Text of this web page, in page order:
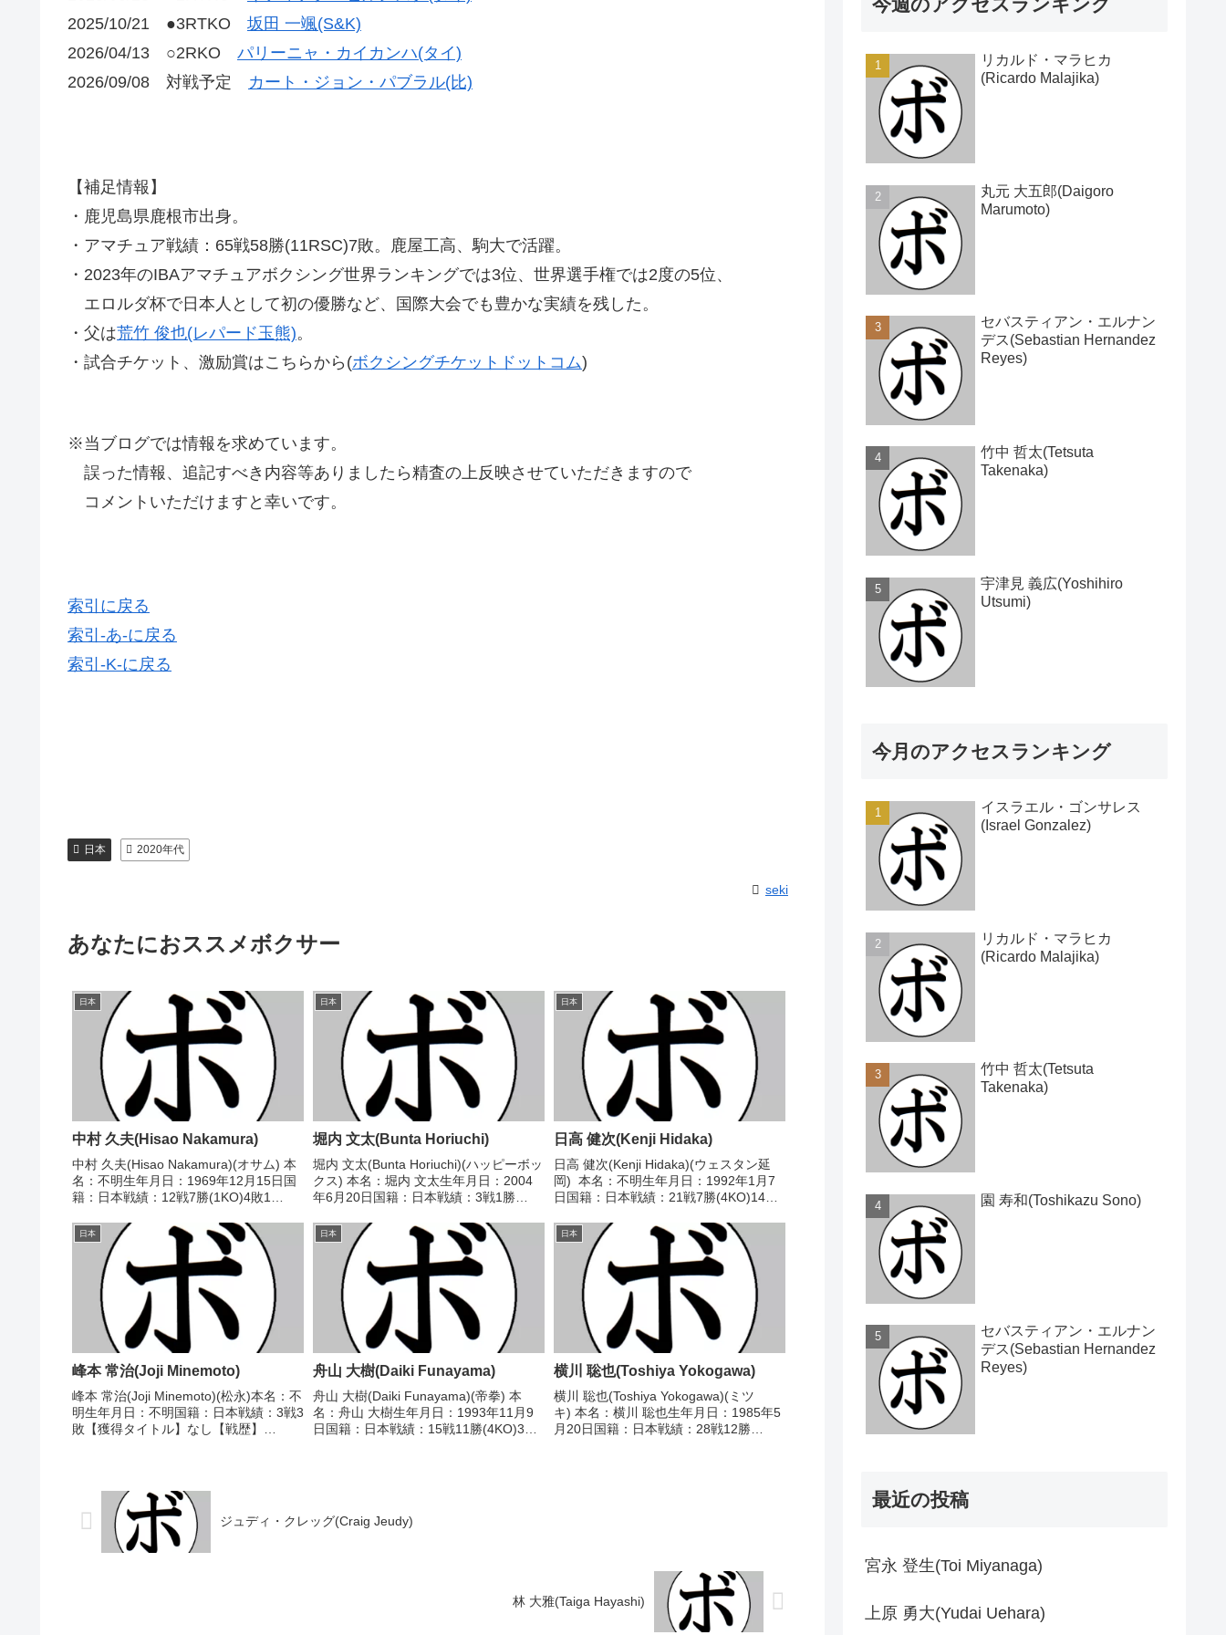
2025/10/21 ●3RTKO 坂田 一颯(S&K)
2026/04/13 ○2RKO パリーニャ・カイカンハ(タイ)
2026/09/08 対戦予定 カート・ジョン・パブラル(比)
【補足情報】
・鹿児島県鹿根市出身。
・アマチュア戦績：65戦58勝(11RSC)7敗。鹿屋工高、駒大で活躍。
・2023年のIBAアマチュアボクシング世界ランキングでは3位、世界選手権では2度の5位、
エロルダ杯で日本人として初の優勝など、国際大会でも豊かな実績を残した。
・父は荒竹 俊也(レパード玉熊)。
・試合チケット、激励賞はこちらから(ボクシングチケットドットコム)
※当ブログでは情報を求めています。
誤った情報、追記すべき内容等ありましたら精査の上反映させていただきますので
コメントいただけますと幸いです。
索引に戻る
索引-あ-に戻る
索引-K-に戻る
日本 2020年代
seki
あなたにおススメボクサー
日本
中村 久夫(Hisao Nakamura)
中村 久夫(Hisao Nakamura)(オサム) 本
名：不明生年月日：1969年12月15日国
籍：日本戦績：12戦7勝(1KO)4敗1
ェザー級新人王 【戦歴】1989/04/15
○4R判定 (採...
日本
堀内 文太(Bunta Horiuchi)
堀内 文太(Bunta Horiuchi)(ハッピーボッ
クス) 本名：堀内 文太生年月日：2004
年6月20日国籍：日本戦績：3戦1勝
し 【戦歴】2024/07/02 ○3RTKO 福
嶋 滉平(竹原慎二...
日本
日高 健次(Kenji Hidaka)
日高 健次(Kenji Hidaka)(ウェスタン延
岡) 本名：不明生年月日：1992年1月7
日国籍：日本戦績：21戦7勝(4KO)14
2010/06/20 ●4R判定 0-3(36-40、37-
40...
日本
峰本 常治(Joji Minemoto)
峰本 常治(Joji Minemoto)(松永)本名：不
明生年月日：不明国籍：日本戦績：3戦3
敗【獲得タイトル】なし【戦歴】
日本
舟山 大樹(Daiki Funayama)
舟山 大樹(Daiki Funayama)(帝拳) 本
名：舟山 大樹生年月日：1993年11月9
日国籍：日本戦績：15戦11勝(4KO)3敗1
日本
横川 聡也(Toshiya Yokogawa)
横川 聡也(Toshiya Yokogawa)(ミツ
キ) 本名：横川 聡也生年月日：1985年5
月20日国籍：日本戦績：28戦12勝
ジュディ・クレッグ(Craig Jeudy)
林 大雅(Taiga Hayashi)
今週のアクセスランキング
リカルド・マラヒカ
(Ricardo Malajika)
丸元 大五郎(Daigoro
Marumoto)
セバスティアン・エルナン
デス(Sebastian Hernandez
Reyes)
竹中 哲太(Tetsuta
Takenaka)
宇津見 義広(Yoshihiro
Utsumi)
今月のアクセスランキング
イスラエル・ゴンサレス
(Israel Gonzalez)
リカルド・マラヒカ
(Ricardo Malajika)
竹中 哲太(Tetsuta
Takenaka)
園 寿和(Toshikazu Sono)
セバスティアン・エルナン
デス(Sebastian Hernandez
Reyes)
最近の投稿
宮永 登生(Toi Miyanaga)
上原 勇大(Yudai Uehara)